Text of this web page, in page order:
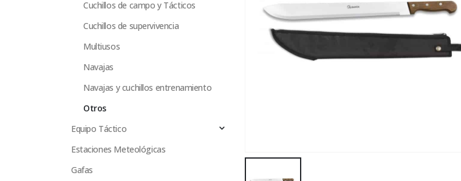
Cuchillos de campo y Tácticos
Cuchillos de supervivencia
Multiusos
Navajas
Navajas y cuchillos entrenamiento
Otros
Equipo Táctico
Estaciones Meteológicas
Gafas